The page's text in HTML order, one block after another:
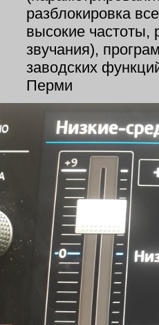
разблокировка
высокие частоты,
звучания),
заводских
Перми